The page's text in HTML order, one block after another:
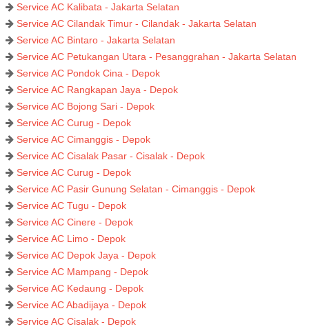
Service AC Kalibata - Jakarta Selatan
Service AC Cilandak Timur - Cilandak - Jakarta Selatan
Service AC Bintaro - Jakarta Selatan
Service AC Petukangan Utara - Pesanggrahan - Jakarta Selatan
Service AC Pondok Cina - Depok
Service AC Rangkapan Jaya - Depok
Service AC Bojong Sari - Depok
Service AC Curug - Depok
Service AC Cimanggis - Depok
Service AC Cisalak Pasar - Cisalak - Depok
Service AC Curug - Depok
Service AC Pasir Gunung Selatan - Cimanggis - Depok
Service AC Tugu - Depok
Service AC Cinere - Depok
Service AC Limo - Depok
Service AC Depok Jaya - Depok
Service AC Mampang - Depok
Service AC Kedaung - Depok
Service AC Abadijaya - Depok
Service AC Cisalak - Depok